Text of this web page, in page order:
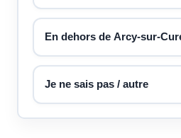
En dehors de Arcy-sur-
Je ne sais pas / autre